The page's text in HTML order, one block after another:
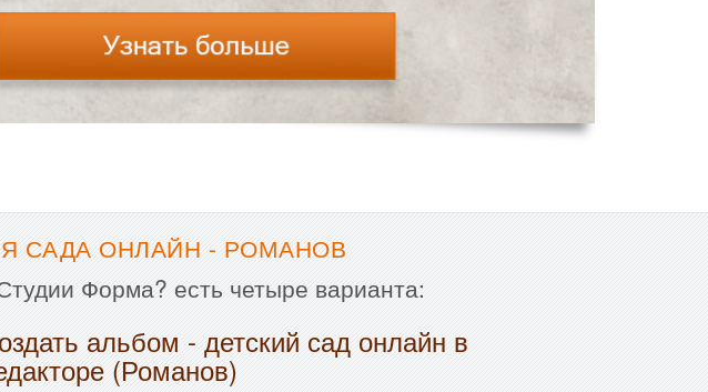
САДА ОНЛАЙН - РОМАНОВ
Форма? есть четыре варианта:
альбом - детский сад онлайн в
(Романов)